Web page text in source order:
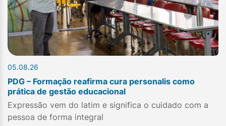
05.08.26
PDG – Formação reafirma cura personalis como
prática de gestão educacional
Expressão vem do latim e significa o cuidado com a
pessoa de forma integral